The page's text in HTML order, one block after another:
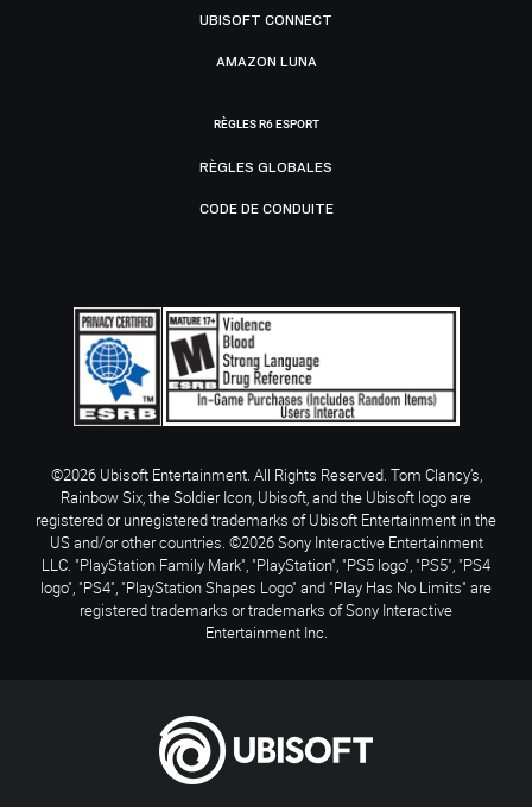
UBISOFT CONNECT
AMAZON LUNA
RÈGLES R6 ESPORT
RÈGLES GLOBALES
CODE DE CONDUITE
©2026 Ubisoft Entertainment. All Rights Reserved. Tom Clancy’s,
Rainbow Six, the Soldier Icon, Ubisoft, and the Ubisoft logo are
registered or unregistered trademarks of Ubisoft Entertainment in the
US and/or other countries. ©2026 Sony Interactive Entertainment
LLC. "PlayStation Family Mark", "PlayStation", "PS5 logo", "PS5", "PS4
logo", "PS4", "PlayStation Shapes Logo" and "Play Has No Limits" are
registered trademarks or trademarks of Sony Interactive
Entertainment Inc.